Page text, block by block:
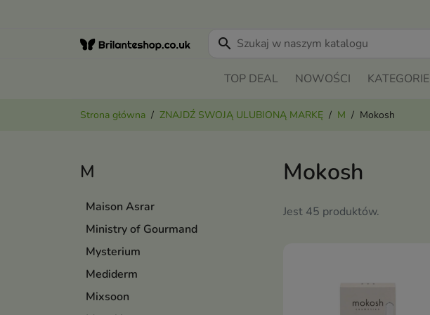
search
TOP DEAL NOWOŚCI KATEGORIE
Strona główna ZNAJDŹ SWOJĄ ULUBIONĄ MARKĘ M Mokosh
M
Maison Asrar
Ministry of Gourmand
Mysterium
Mediderm
Mixsoon
Mokosh
Jest 45 produktów.